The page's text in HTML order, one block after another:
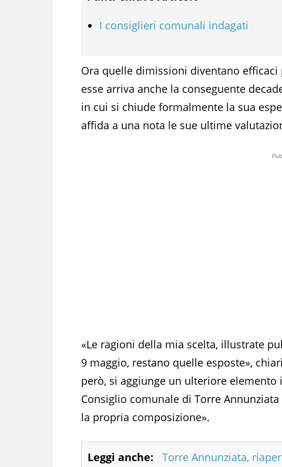
I consiglieri comunali indagati
Ora quelle dimissioni diventano
esse arriva anche la conseguente
in cui si chiude formalmente la sua
affida a una nota le sue ultime
«Le ragioni della mia scelta, illustrate
9 maggio, restano quelle esposte»,
però, si aggiunge un ulteriore
Consiglio comunale di Torre
la propria composizione».
Leggi anche:
Torre Annunziata,